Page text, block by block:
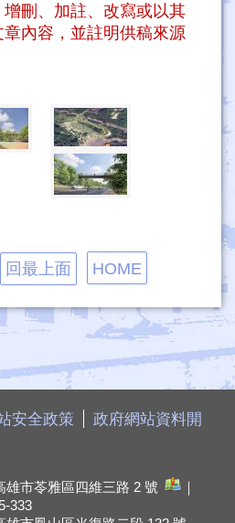
刪、加註、改寫或以其
內容，並註明供稿來源
回最上面 HOME
安全政策
政府網站資料開
雄市苓雅區四維三路 2 號
｜
333